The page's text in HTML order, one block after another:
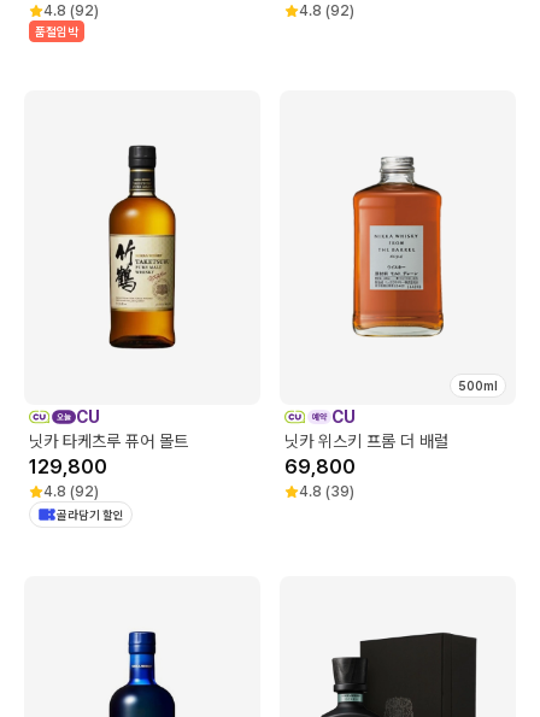
4.8 (92)
품절임박
4.8 (92)
CU
닛카 타케츠루 퓨어 몰트
129,800
4.8 (92)
골라담기 할인
500ml
CU
닛카 위스키 프롬 더 배럴
69,800
4.8 (39)